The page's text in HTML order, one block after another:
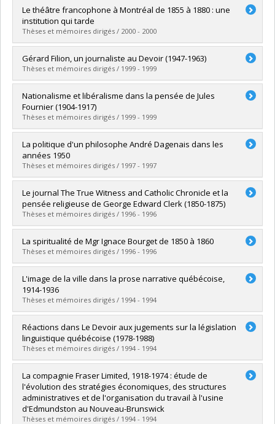
Diplômé(e) :Croteau, Jean-Philippe
Cycle :Maîtrise
Diplôme obtenu :M.A.
Lien vers le document dans Papyrus
Le théâtre francophone à Montréal de 1855 à 1880 : une
institution qui tarde
Thèses et mémoires dirigés / 2000 - 2000
Diplômé(e) : Laflamme, Jean
Cycle : Doctorat
Diplôme obtenu :Ph. D.
Lien vers le document dans Papyrus
Gérard Filion, un journaliste au Devoir (1947-1963)
Thèses et mémoires dirigés / 1999 - 1999
Diplômé(e) : Goyette, Julien
Cycle :Maîtrise
Diplôme obtenu :M.A.
Lien vers le document dans Papyrus
Nationalisme et libéralisme dans la pensée de Jules
Fournier (1904-1917)
Thèses et mémoires dirigés / 1999 - 1999
Diplômé(e) :Pelletier, Louis-Raphaël
Cycle :Maîtrise
Diplôme obtenu :M.A.
Lien vers le document dans Papyrus
La politique d'un philosophe André Dagenais dans les
années 1950
Thèses et mémoires dirigés / 1997 - 1997
Diplômé(e) :Maranda, Jean-Marc
Cycle :Maîtrise
Diplôme obtenu :M.A.
Lien vers le document dans Papyrus
Le journal The True Witness and Catholic Chronicle et la
pensée religieuse de George Edward Clerk (1850-1875)
Thèses et mémoires dirigés / 1996 - 1996
Diplômé(e) : Clerk, Bruno
Cycle : Maîtrise
Diplôme obtenu :M.A.
Lien vers le document dans Papyrus
La spiritualité de Mgr Ignace Bourget de 1850 à 1860
Thèses et mémoires dirigés / 1996 - 1996
Diplômé(e) : Caron, Benoît
Cycle :Maîtrise
Diplôme obtenu :M.A.
Lien vers le document dans Papyrus
L'image de la ville dans la prose narrative québécoise,
1914-1936
Thèses et mémoires dirigés / 1994 - 1994
Diplômé(e) :Gélinas, Isabelle
Cycle :Maîtrise
Diplôme obtenu :M.A.
Lien vers le document dans Papyrus
Réactions dans Le Devoir aux jugements sur la législation
linguistique québécoise (1978-1988)
Thèses et mémoires dirigés / 1994 - 1994
Diplômé(e) :Laporte, Marie-Sylvie
Cycle :Maîtrise
Diplôme obtenu :M.A.
Lien vers le document dans Papyrus
La compagnie Fraser Limited, 1918-1974 : étude de
l'évolution des stratégies économiques, des structures
administratives et de l'organisation du travail à l'usine
d'Edmundston au Nouveau-Brunswick
Thèses et mémoires dirigés / 1994 - 1994